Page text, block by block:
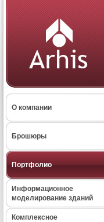
О компании
Брошюры
Портфолио
Информационное
моделирование зданий
Комплексное